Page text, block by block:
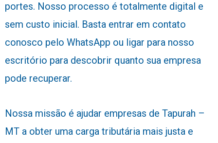
portes. Nosso processo é totalmente digital e
sem custo inicial. Basta entrar em contato
conosco pelo WhatsApp ou ligar para nosso
escritório para descobrir quanto sua empresa
pode recuperar.
Nossa missão é ajudar empresas de Tapurah –
MT a obter uma carga tributária mais justa e